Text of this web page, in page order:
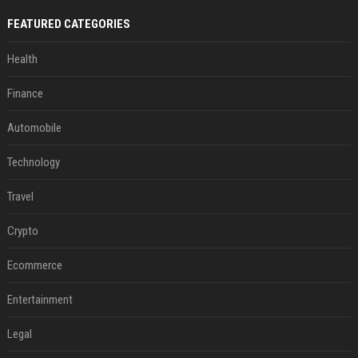
FEATURED CATEGORIES
Health
Finance
Automobile
Technology
Travel
Crypto
Ecommerce
Entertainment
Legal